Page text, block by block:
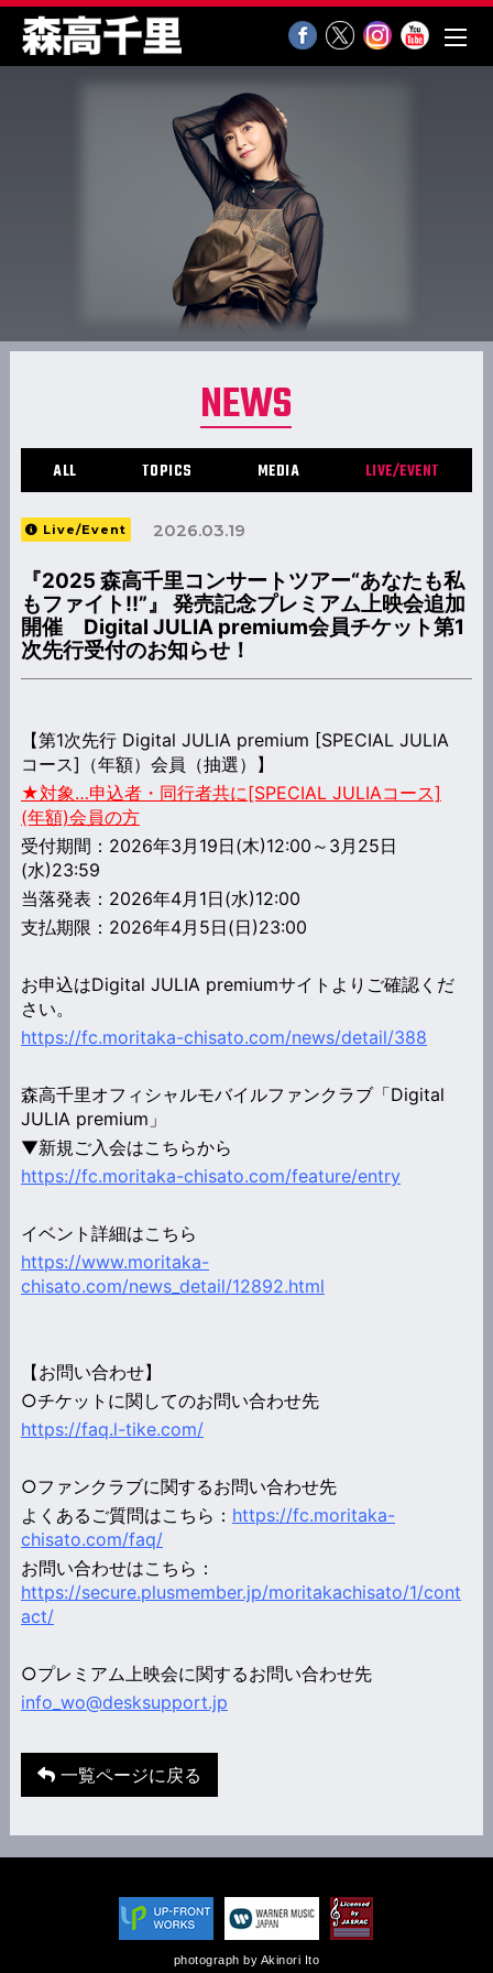
NEWS
ALL TOPICS MEDIA LIVE/EVENT
Live/Event 2026.03.19
『2025 森高千里コンサートツアー“あなたも私
もファイト!!”』 発売記念プレミアム上映会追加
開催 Digital JULIA premium会員チケット第1
次先行受付のお知らせ！
【第1次先行 Digital JULIA premium [SPECIAL JULIA
コース]（年額）会員（抽選）】
★対象…申込者・同行者共に[SPECIAL JULIAコース]
(年額)会員の方
受付期間：2026年3月19日(木)12:00～3月25日
(水)23:59
当落発表：2026年4月1日(水)12:00
支払期限：2026年4月5日(日)23:00
お申込はDigital JULIA premiumサイトよりご確認くだ
さい。
https://fc.moritaka-chisato.com/news/detail/388
森高千里オフィシャルモバイルファンクラブ「Digital
JULIA premium」
▼新規ご入会はこちらから
https://fc.moritaka-chisato.com/feature/entry
イベント詳細はこちら
https://www.moritaka-
chisato.com/news_detail/12892.html
【お問い合わせ】
○チケットに関してのお問い合わせ先
https://faq.l-tike.com/
○ファンクラブに関するお問い合わせ先
よくあるご質問はこちら： https://fc.moritaka-
chisato.com/faq/
お問い合わせはこちら：
https://secure.plusmember.jp/moritakachisato/1/cont
act/
○プレミアム上映会に関するお問い合わせ先
info_wo@desksupport.jp
一覧ページに戻る
photograph by Akinori Ito